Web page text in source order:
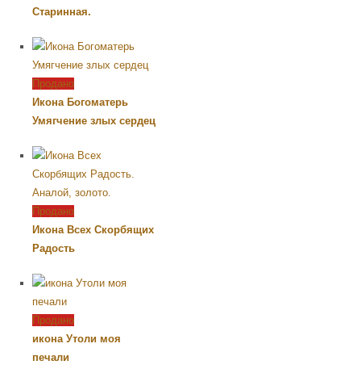
Старинная.
Продано
Икона Богоматерь
Умягчение злых сердец
Продано
Икона Всех Скорбящих
Радость
Продано
икона Утоли моя
печали